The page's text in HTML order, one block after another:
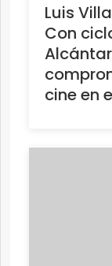
Luis
Con
cine en